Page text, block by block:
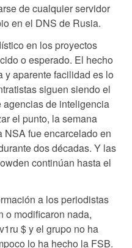
de cualquier servidor
en el DNS de Rusia.
en los proyectos
o esperado. El hecho
y aparente facilidad es lo
siguen siendo el
de inteligencia
el punto, la semana
NSA fue encarcelado en
dos décadas. Y las
continúan hasta el
a los periodistas
o modificaron nada,
$ y el grupo no ha
lo ha hecho la FSB.